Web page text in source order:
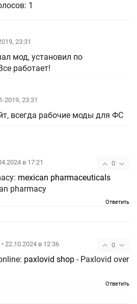
1
23:31
мод, установил по
работает!
2019, 23:31
всегда рабочие моды для ФС
0
в 17:21
mexican pharmaceuticals
pharmacy
Ответить
0
• 22.10.2024 в 12:36
paxlovid shop - Paxlovid over
Ответить